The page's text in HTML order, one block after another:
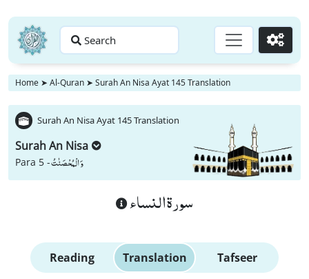
Search Go
Home ➤ Al-Quran ➤ Surah An Nisa Ayat 145 Translation
Surah An Nisa Ayat 145 Translation
Surah An Nisa
Para 5 -وَ الْمُحْصَنٰتُ
سورة النساء
Reading Translation Tafseer